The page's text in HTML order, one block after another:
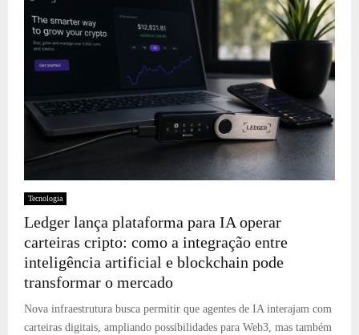
Tecnologia
Ledger lança plataforma para IA operar
carteiras cripto: como a integração entre
inteligência artificial e blockchain pode
transformar o mercado
Nova infraestrutura busca permitir que agentes de IA interajam com
carteiras digitais, ampliando possibilidades para Web3, mas também